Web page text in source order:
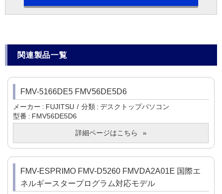
関連製品一覧
FMV-5166DE5 FMV56DE5D6
メーカー FUJITSU 分類
デスクトップパソコン
型番
FMV56DE5D6
詳細ページはこちら
FMV-ESPRIMO FMV-D5260 FMVDA2A01E 国際エ
ネルギースタープログラム対応モデル